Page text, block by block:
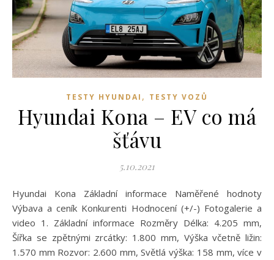
TESTY HYUNDAI , TESTY VOZŮ
Hyundai Kona – EV co má
šťávu
5.10.2021
Hyundai Kona Základní informace Naměřené hodnoty
Výbava a ceník Konkurenti Hodnocení (+/-) Fotogalerie a
video 1. Základní informace Rozměry Délka: 4.205 mm,
Šířka se zpětnými zrcátky: 1.800 mm, Výška včetně ližin:
1.570 mm Rozvor: 2.600 mm, Světlá výška: 158 mm, více v